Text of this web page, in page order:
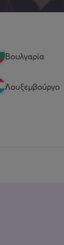
Βουλγαρία
Λουξεμβούργο